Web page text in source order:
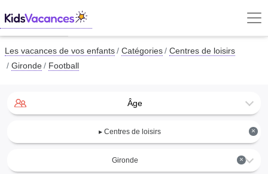
Les vacances de vos enfants Catégories
Centres de loisirs
Gironde
Football
Âge
×
▸ Centres de loisirs
×
Gironde